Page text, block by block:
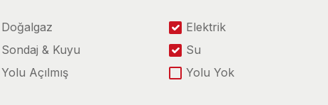
Doğalgaz Elektrik
Sondaj & Kuyu Su
Yolu Açılmış Yolu Yok